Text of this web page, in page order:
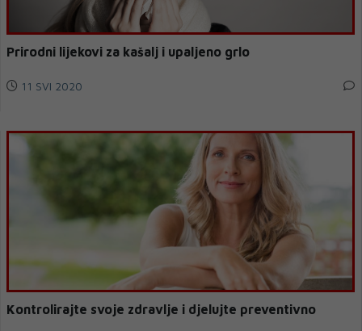
Prirodni lijekovi za kašalj i upaljeno grlo
11 SVI 2020
Kontrolirajte svoje zdravlje i djelujte preventivno